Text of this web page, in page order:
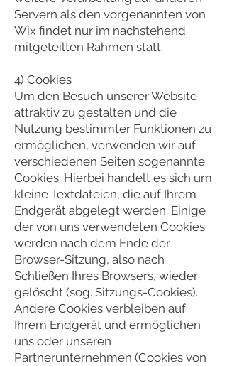
Servern als den vorgenannten von
Wix findet nur im nachstehend
mitgeteilten Rahmen statt.
4) Cookies
Um den Besuch unserer Website
attraktiv zu gestalten und die
Nutzung bestimmter Funktionen zu
ermöglichen, verwenden wir auf
verschiedenen Seiten sogenannte
Cookies. Hierbei handelt es sich um
kleine Textdateien, die auf Ihrem
Endgerät abgelegt werden. Einige
der von uns verwendeten Cookies
werden nach dem Ende der
Browser-Sitzung, also nach
Schließen Ihres Browsers, wieder
gelöscht (sog. Sitzungs-Cookies).
Andere Cookies verbleiben auf
Ihrem Endgerät und ermöglichen
uns oder unseren
Partnerunternehmen (Cookies von